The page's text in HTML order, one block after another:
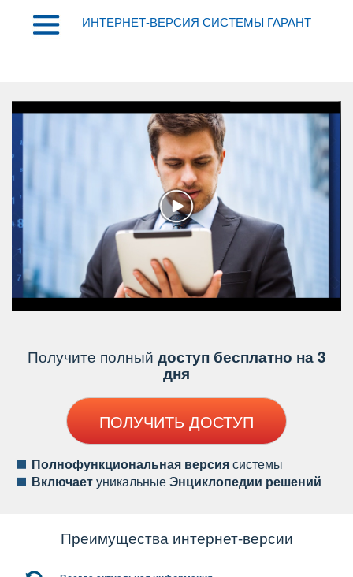
ИНТЕРНЕТ-ВЕРСИЯ СИСТЕМЫ ГАРАНТ
Получите полный доступ бесплатно на 3
дня
ПОЛУЧИТЬ ДОСТУП
Полнофункциональная версиясистемы
ключаетуникальныеЭнциклопедии решений
Преимущества интернет-версии